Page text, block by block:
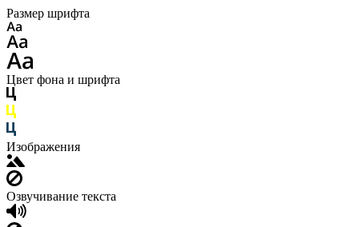
Размер шрифта
Цвет фона и шрифта
Изображения
Озвучивание текста